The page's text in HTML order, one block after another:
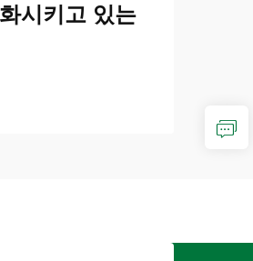
시키고 있는